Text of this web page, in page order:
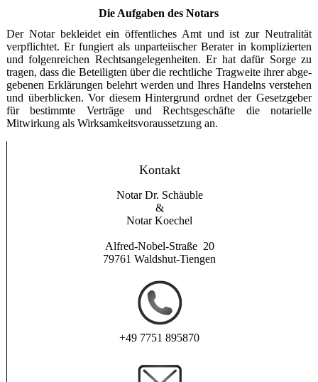
Die Aufgaben des Notars
Der Notar bekleidet ein öffentliches Amt und ist zur Neutralität
verpflichtet. Er fungiert als un­par­tei­ischer Berater in komplizierten
und folgenreichen Rechtsangelegenheiten. Er hat dafür Sor­ge zu
tragen, dass die Beteiligten über die rechtliche Tragweite ihrer ab­ge­
ge­ben­en Erklärungen belehrt werden und Ihres Handelns verstehen
und überblicken. Vor diesem Hintergrund ordnet der Gesetzgeber
für bestimmte Verträge und Rechtsgeschäfte die notarielle
Mitwirkung als Wirksam­keits­vor­aussetzung an.
Kontakt
Notar Dr. Schäuble
&
Notar Koechel
Alfred-Nobel-Straße 20
79761 Waldshut-Tiengen
+49 7751 895870